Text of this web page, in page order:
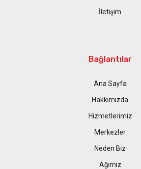
İletişim
Bağlantılar
Ana Sayfa
Hakkımızda
Hizmetlerimiz
Merkezler
Neden Biz
Ağımız